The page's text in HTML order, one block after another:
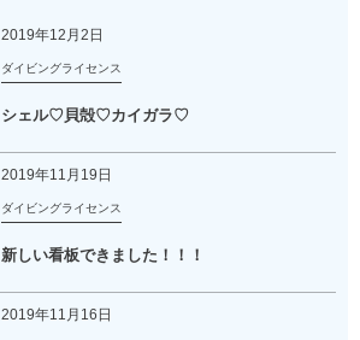
2019年12月2日
ダイビングライセンス
シェル♡貝殻♡カイガラ♡
2019年11月19日
ダイビングライセンス
新しい看板できました！！！
2019年11月16日